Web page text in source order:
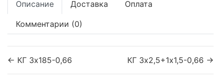
Описание Доставка Оплата
Комментарии (0)
← КГ 3х185-0,66 КГ 3х2,5+1х1,5-0,66 →